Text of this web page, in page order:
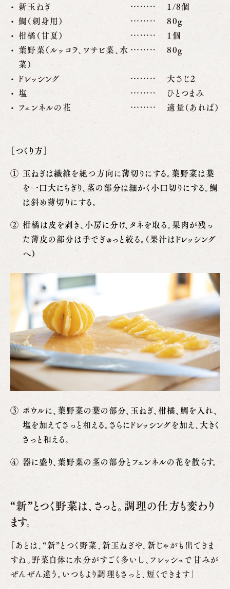
新玉ねぎ
1/8個
鯛（刺身用）
80g
柑橘（甘夏）
1個
葉野菜（ルッコラ、ワサビ菜、水
菜）
80g
ドレッシング
大さじ2
塩
ひとつまみ
フェンネルの花
適量（あれば）
［つくり方］
玉ねぎは繊維 を絶つ方向に 薄切りにする。葉野菜は葉
を一口大にちぎり、茎の部分は細かく小口切りにする。鯛
は斜め薄切りにする。
柑橘は皮を剥き、小房に分け、タネを取る。果肉が残っ
た 薄 皮の部分は手でぎゅっと絞る。（果汁はドレッシング
へ）
ボウルに、葉野菜の葉の部分、玉ねぎ、柑橘、鯛を入れ、
塩を加えてさっと和える。さらにドレッシングを加え、大きく
さっと和える。
器に盛り、葉野菜の茎の部分とフェンネルの花を散らす。
“新”とつく野菜は、さっと。調理の仕方も変わり
ます。
「あとは、“新”とつく野菜、新玉ねぎや、新じゃがも出てきま
すね。野菜自体に水分がすごく多いし、フレッシュで甘みが
ぜんぜん違う。いつもより調理もさっと、短くできます」